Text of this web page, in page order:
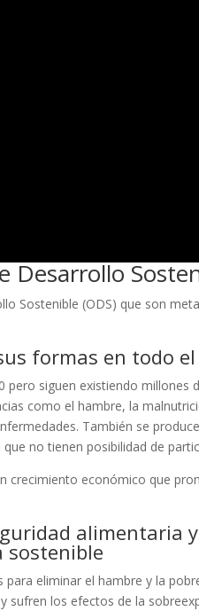
Desarrollo
Sostenible (ODS) que son
formas en todo
pero siguen existiendo millones
como el hambre, la
También se
no tienen posibilidad de
económico que
alimentaria
sostenible
eliminar el hambre y la
sufren los efectos de la